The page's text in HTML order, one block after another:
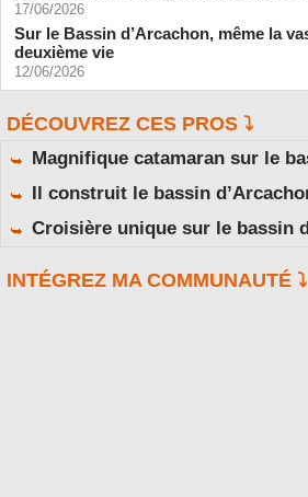
17/06/2026
Sur le Bassin d’Arcachon, même la
deuxième vie
12/06/2026
DÉCOUVREZ CES PROS ⤵️
Magnifique catamaran sur le
Il construit le bassin
Croisière unique sur le bassin
INTÉGREZ MA COMMUNAUTÉ ⤵️